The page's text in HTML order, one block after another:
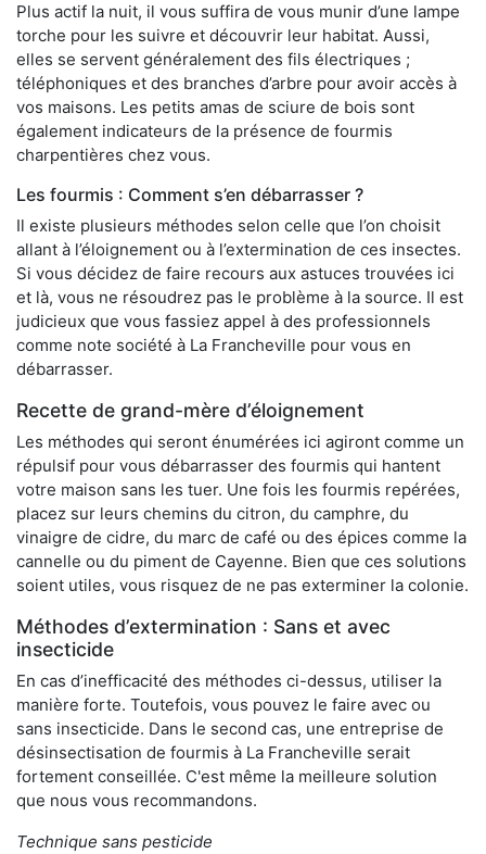
Plus actif la nuit, il vous suffira de vous munir d’une lampe
torche pour les suivre et découvrir leur habitat. Aussi,
elles se servent généralement des fils électriques ;
téléphoniques et des branches d’arbre pour avoir accès à
vos maisons. Les petits amas de sciure de bois sont
également indicateurs de la présence de fourmis
charpentières chez vous.
Les fourmis : Comment s’en débarrasser ?
Il existe plusieurs méthodes selon celle que l’on choisit
allant à l’éloignement ou à l’extermination de ces insectes.
Si vous décidez de faire recours aux astuces trouvées ici
et là, vous ne résoudrez pas le problème à la source. Il est
judicieux que vous fassiez appel à des professionnels
comme note société à La Francheville pour vous en
débarrasser.
Recette de grand-mère d’éloignement
Les méthodes qui seront énumérées ici agiront comme un
répulsif pour vous débarrasser des fourmis qui hantent
votre maison sans les tuer. Une fois les fourmis repérées,
placez sur leurs chemins du citron, du camphre, du
vinaigre de cidre, du marc de café ou des épices comme la
cannelle ou du piment de Cayenne. Bien que ces solutions
soient utiles, vous risquez de ne pas exterminer la colonie.
Méthodes d’extermination : Sans et avec
insecticide
En cas d’inefficacité des méthodes ci-dessus, utiliser la
manière forte. Toutefois, vous pouvez le faire avec ou
sans insecticide. Dans le second cas, une entreprise de
désinsectisation de fourmis à La Francheville serait
fortement conseillée. C'est même la meilleure solution
que nous vous recommandons.
Technique sans pesticide